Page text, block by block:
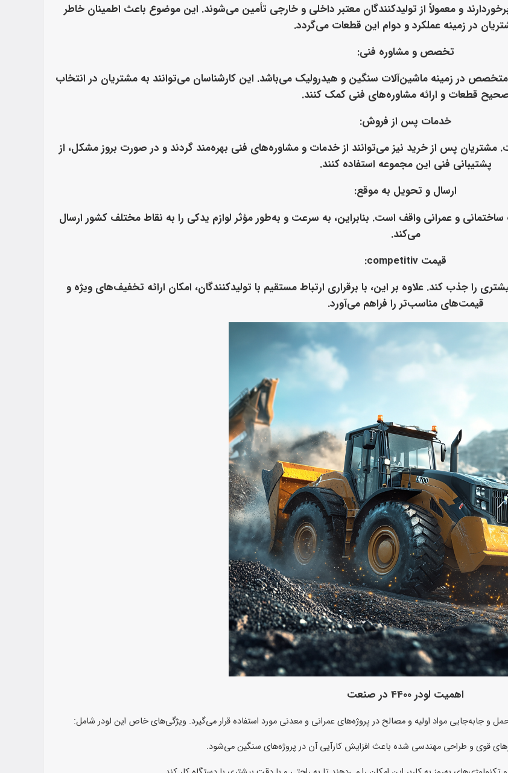
و معمولاً از تولیدکنندگان معتبر داخلی و خارجی تأمین می‌شوند. این موضوع باعث اطمینان خاطر
در زمینه عملکرد و دوام این قطعات می‌گردد.
تخصص و مشاوره فنی:
در زمینه ماشین‌آلات سنگین و هیدرولیک می‌باشد. این کارشناسان می‌توانند به مشتریان در انتخاب
قطعات و ارائه مشاوره‌های فنی کمک کنند.
خدمات پس از فروش:
پس از خرید نیز می‌توانند از خدمات و مشاوره‌های فنی بهره‌مند گردند و در صورت بروز مشکل، از
پشتیبانی فنی این مجموعه استفاده کنند.
ارسال و تحویل به موقع:
و عمرانی واقف است. بنابراین، به سرعت و به‌طور مؤثر لوازم یدکی را به نقاط مختلف کشور ارسال
می‌کند.
قیمت competitiv
:
را جذب کند. علاوه بر این، با برقراری ارتباط مستقیم با تولیدکنندگان، امکان ارائه تخفیف‌های ویژه و
قیمت‌های مناسب‌تر را فراهم می‌آورد.
اهمیت لودر 4400 در صنعت
قوی و طراحی مهندسی شده باعث افزایش کارآیی آن در پروژه‌های سنگین می‌شود.